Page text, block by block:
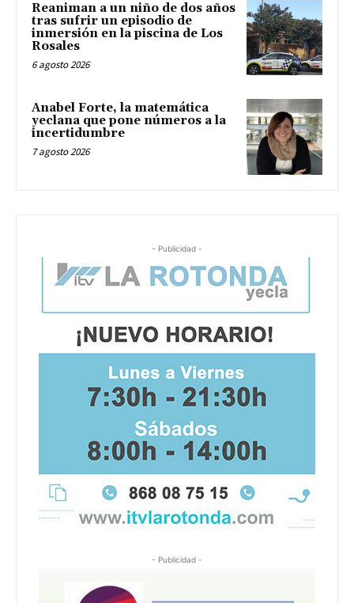
Reaniman a un niño de dos años
tras sufrir un episodio de
inmersión en la piscina de Los
Rosales
6 agosto 2026
Anabel Forte, la matemática
yeclana que pone números a la
incertidumbre
7 agosto 2026
- Publicidad -
- Publicidad -